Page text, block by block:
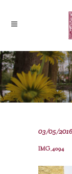
03/05/
IMG_4094